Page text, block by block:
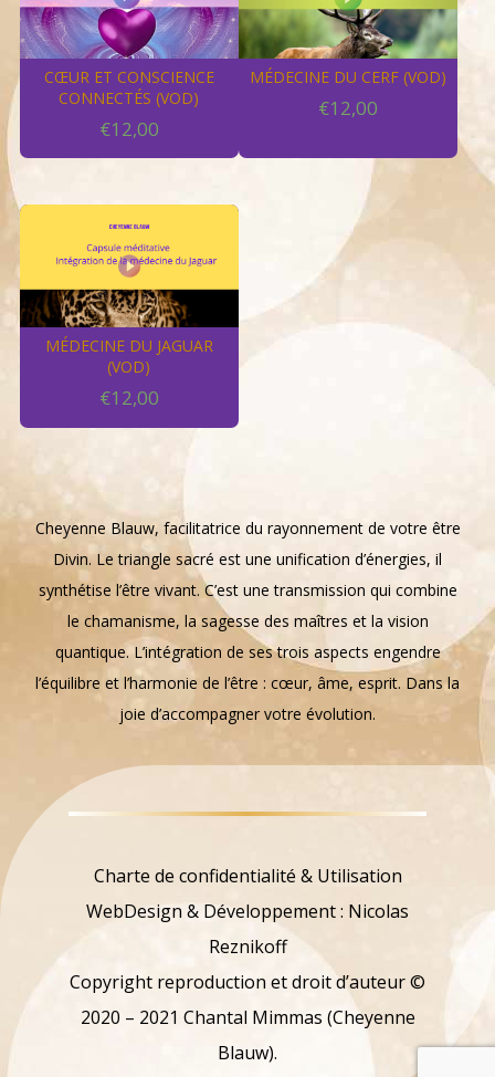
CŒUR ET CONSCIENCE
CONNECTÉS (VOD)
€12,00
MÉDECINE DU CERF (VOD)
€12,00
MÉDECINE DU JAGUAR
(VOD)
€12,00
Cheyenne Blauw, facilitatrice du rayonnement de votre être
Divin. Le triangle sacré est une unification d’énergies, il
synthétise l’être vivant. C’est une transmission qui combine
le chamanisme, la sagesse des maîtres et la vision
quantique. L’intégration de ses trois aspects engendre
l’équilibre et l’harmonie de l’être : cœur, âme, esprit. Dans la
joie d’accompagner votre évolution.
Charte de confidentialité & Utilisation
WebDesign & Développement : Nicolas
Reznikoff
Copyright reproduction et droit d’auteur ©
2020 – 2021 Chantal Mimmas (Cheyenne
Blauw).